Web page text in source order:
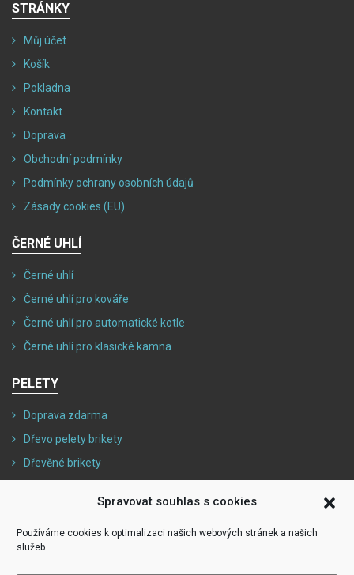
Spravovat souhlas s cookies
Používáme cookies k optimalizaci našich webových stránek a našich
služeb.
STRÁNKY
Můj účet
Košík
Pokladna
Kontakt
Doprava
Obchodní podmínky
Podmínky ochrany osobních údajů
Zásady cookies (EU)
ČERNÉ UHLÍ
Černé uhlí
Černé uhlí pro kováře
Černé uhlí pro automatické kotle
Černé uhlí pro klasické kamna
PELETY
Doprava zdarma
Dřevo pelety brikety
Dřevěné brikety